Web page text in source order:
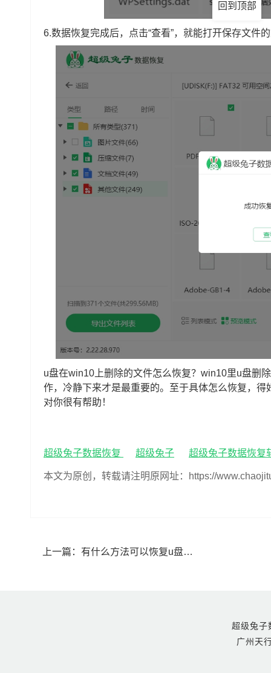
6.数据恢复完成后，点击“查看”，就能打开保存文件
u盘在win10上删除的文件怎么恢复？win10里u盘删
作，冷静下来才是最重要的。至于具体怎么恢复，
对你很有帮助！
超级兔子数据恢复 超级兔子 超级兔子数据恢复
本文为原创，转载请注明原网址：https://
上一篇： 有什么方法可以恢复u盘数据(怎么恢复u盘数据恢复)
超级兔
广州天
回到顶部